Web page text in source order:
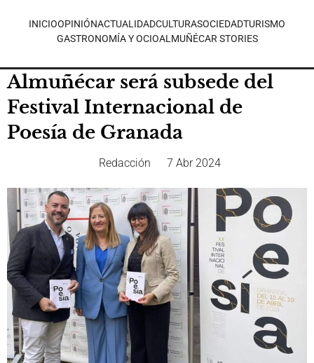
INICIOOPINIÓNACTUALIDADCULTURASOCIEDADTURISMO
GASTRONOMÍA Y OCIOALMUÑÉCAR STORIES
Almuñécar será subsede del
Festival Internacional de
Poesía de Granada
Redacción 7 Abr 2024